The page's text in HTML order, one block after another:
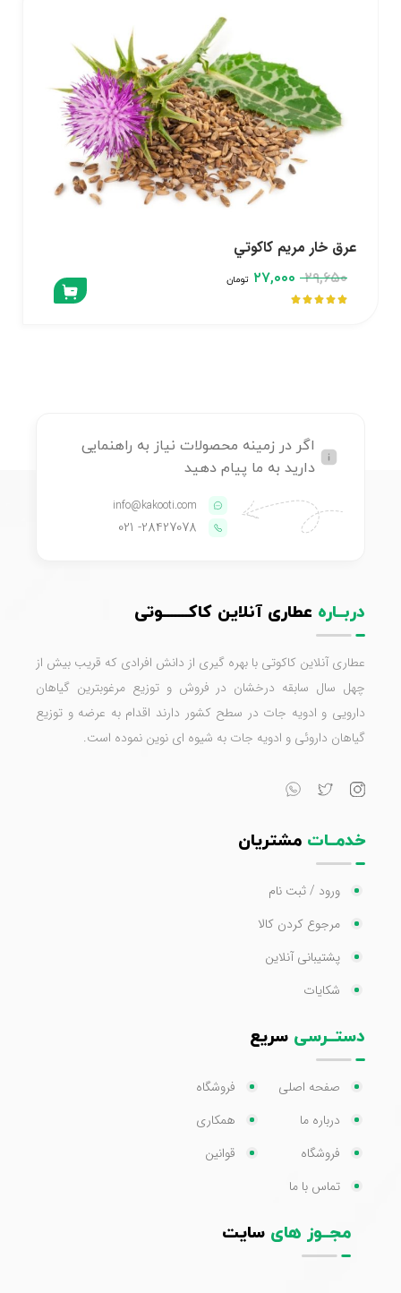
عرق خار مريم كاكوتي
۲۹,۶۵۰ ۲۷,۰۰۰ تومان





اگر در زمینه محصولات نیاز به راهنمایی
دارید به ما پیام دهید
info@kakooti.com
28427078
- 021
دربــاره عطاری آنلاین کاکـــــــوتی
عطاری آنلاین کاکوتی با بهره گیری از دانش افرادی که قریب بیش از
چهل سال سابقه درخشان در فروش و توزیع مرغوبترین گیاهان
دارویی و ادویه جات در سطح کشور دارند اقدام به عرضه و توزیع
گیاهان داروئی و ادویه جات به شیوه ای نوین نموده است.
خدمــات مشتریان
ورود / ثبت نام
مرجوع کردن کالا
پشتیبانی آنلاین
شکایات
دستــرسی سریع
صفحه اصلی
درباره ما
فروشگاه
تماس با ما
فروشگاه
همکاری
قوانین
مجــوز های سایت